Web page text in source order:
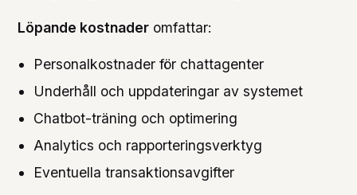
Löpande kostnader omfattar:
Personalkostnader för chattagenter
Underhåll och uppdateringar av systemet
Chatbot-träning och optimering
Analytics och rapporteringsverktyg
Eventuella transaktionsavgifter